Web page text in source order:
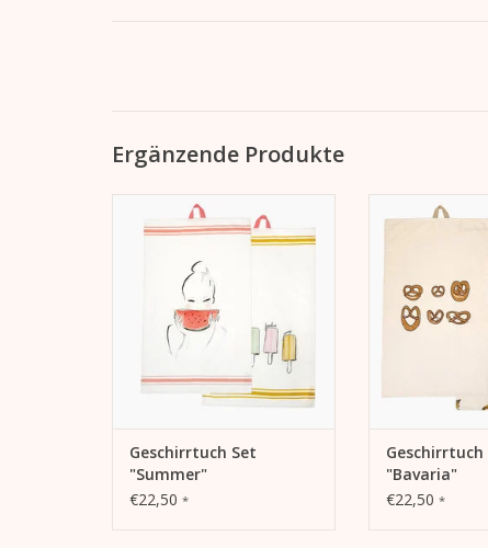
Ergänzende Produkte
Geschirrtuch Set "Summer". Für
die eigene Küche oder als
Einzugsgeschenk.
ZUM WARENKORB HINZUFÜGEN
Geschirrtuch Set
"Summer"
€22,50 *
Geschirrtuch
die eigene
ZUM
Geschirrtuch
"Bavaria"
€22,50 *